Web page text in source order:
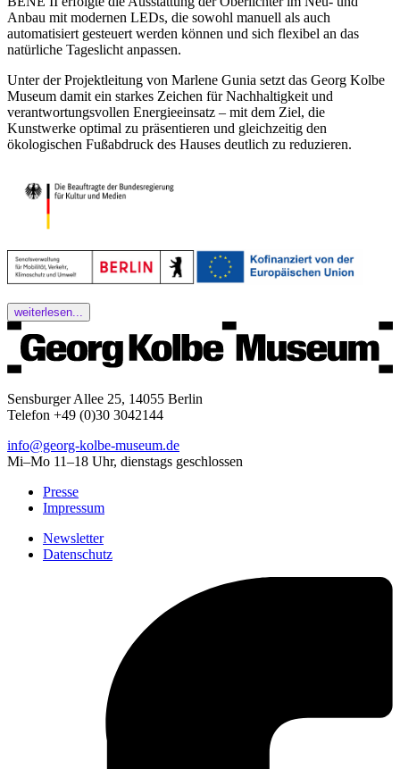
Anbau mit modernen LEDs, die sowohl manuell als auch
automatisiert gesteuert werden können und sich flexibel an das
natürliche Tageslicht anpassen.
Unter der Projektleitung von Marlene Gunia setzt das Georg Kolbe
Museum damit ein starkes Zeichen für Nachhaltigkeit und
verantwortungsvollen Energieeinsatz – mit dem Ziel, die
Kunstwerke optimal zu präsentieren und gleichzeitig den
ökologischen Fußabdruck des Hauses deutlich zu reduzieren.
weiterlesen...
Sensburger Allee 25, 14055 Berlin
Telefon +49 (0)30 3042144
info@georg-kolbe-museum.de
Mi–Mo 11–18 Uhr, dienstags geschlossen
Presse
Impressum
Newsletter
Datenschutz